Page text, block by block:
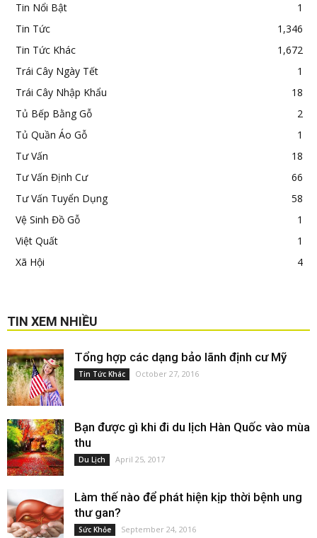
Tin Nổi Bật
1
Tin Tức
1,346
Tin Tức Khác
1,672
Trái Cây Ngày Tết
1
Trái Cây Nhập Khẩu
18
Tủ Bếp Bằng Gỗ
2
Tủ Quần Áo Gỗ
1
Tư Vấn
18
Tư Vấn Định Cư
66
Tư Vấn Tuyển Dụng
58
Vệ Sinh Đồ Gỗ
1
Việt Quất
1
Xã Hội
4
TIN XEM NHIỀU
Tổng hợp các dạng bảo lãnh định cư Mỹ
Tin Tức Khác October 27, 2016
Bạn được gì khi đi du lịch Hàn Quốc vào mùa
thu
Du Lịch April 25, 2017
Làm thế nào để phát hiện kịp thời bệnh ung
thư gan?
Sức Khỏe September 24, 2016